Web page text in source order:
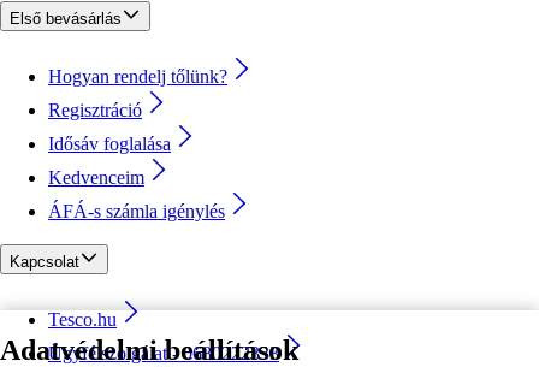
Adatvédelmi beállítások
Első bevásárlás
Hogyan rendelj tőlünk?
Regisztráció
Idősáv foglalása
Kedvenceim
ÁFÁ-s számla igénylés
Kapcsolat
Tesco.hu
Ügyfélszolgálat - 0680222333